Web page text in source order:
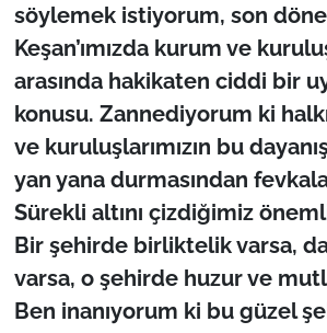
söylemek istiyorum, son
Keşan’ımızda kurum ve
arasında hakikaten ciddi bir
konusu. Zannediyorum ki
ve kuruluşlarımızın bu
yan yana durmasından
Sürekli altını çizdiğimiz
Bir şehirde birliktelik varsa,
varsa, o şehirde huzur ve
Ben inanıyorum ki bu güzel